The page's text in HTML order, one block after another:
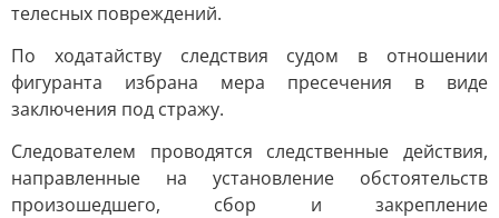
телесных повреждений.
По ходатайству следствия судом в отношении
фигуранта избрана мера пресечения в виде
заключения под стражу.
Следователем проводятся следственные действия,
направленные на установление обстоятельств
произошедшего, сбор и закрепление